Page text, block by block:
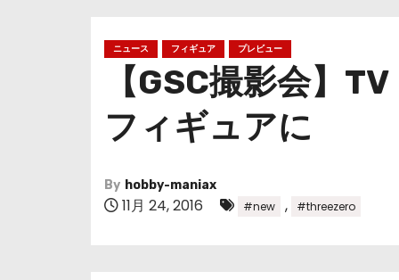
ニュース フィギュア プレビュー
【GSC撮影会】
フィギュアに
By hobby-maniax
11月 24, 2016 #new , #threezero